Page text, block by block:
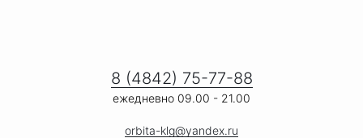
8 (4842) 75-77-88
ежедневно 09.00 - 21.00
orbita-klg@yandex.ru